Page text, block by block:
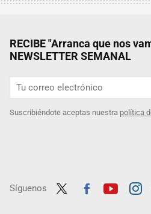
RECIBE "Arranca que nos
NEWSLETTER SEMANAL
Suscribiéndote aceptas nuestra política
Síguenos